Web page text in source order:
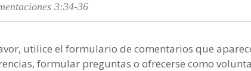
3:34-36
utilice el formulario de comentarios que
formular preguntas o ofrecerse como